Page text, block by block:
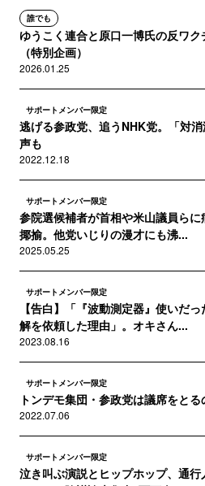
誰でも
ゆうこく連合と原口一博氏の反ワク
（特別企画）
2026.01.25
サポートメンバー限定
逃げる参政党、追うNHK党。「対
声も
2022.12.18
サポートメンバー限定
参院選候補者が首相や米山議員らに
揶揄。他党いじりの漫才にも沸...
2025.05.25
サポートメンバー限定
【告白】「『波動測定器』使いだ
解を依頼した理由」。オキさん...
2023.08.16
サポートメンバー限定
トンデモ集団・参政党は議席をとる
2022.07.06
サポートメンバー限定
泣き叫ぶ演説とヒップホップ、通行